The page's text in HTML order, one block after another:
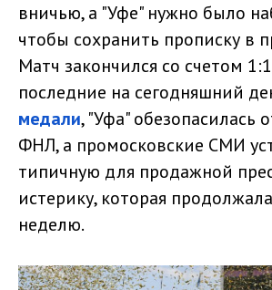
вничью, а "Уфе" нужно было
чтобы сохранить прописку в
Матч закончился со счетом
последние на сегодняшний
медали, "Уфа" обезопасилась
ФНЛ, а промосковские СМИ
типичную для продажной
истерику, которая
неделю.